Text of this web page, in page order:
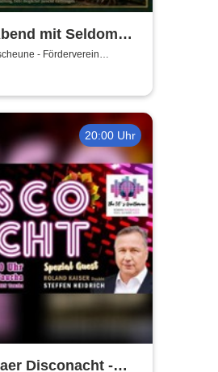
mit Seldom
| Live-Musik
der
Taucha
- Förderverein
e.V.
20:00 Uhr
Disconacht -